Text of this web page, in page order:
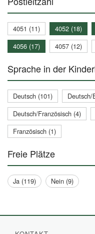
4051 (11) 4052 (18)
4056 (17)
4057 (12)
Sprache in der
Deutsch (101)
Deutsch/
Deutsch/Französisch (4)
Französisch (1)
Freie Plätze
Ja (119) Nein (9)